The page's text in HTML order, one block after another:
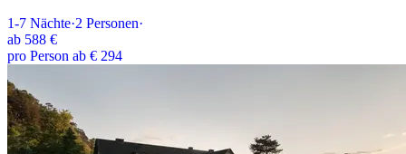
1-7 Nächte·2 Personen·
ab 588 €
pro Person ab € 294